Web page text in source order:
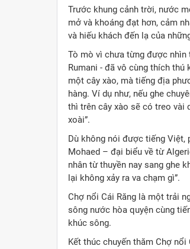
Trước khung cảnh trời, nước
mở và khoáng đạt hơn, cảm
và hiếu khách đến lạ của
Tò mò vì chưa từng được nhìn
Rumani - ​đã vô cùng thích
một cây xào, mà tiếng địa
hàng. Ví dụ như, nếu ghe
thì trên cây xào sẽ có treo vài
xoài”.
Dù không nói được tiếng Việt,
Mohaed – đại biểu về từ
nhân từ thuyền nay sang ghe
lại không xảy ra va chạm gì”.
Chợ nổi Cái Răng là một trải
sông nước hòa quyện cùng
khúc sông.
Kết thúc chuyến thăm Chợ